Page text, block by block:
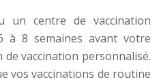
un centre de vaccination
à 8 semaines avant votre
vaccination personnalisé.
vos vaccinations de routine